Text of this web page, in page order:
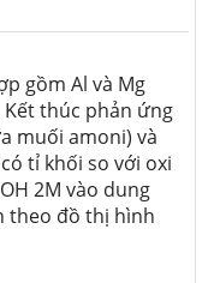
gồm Al và Mg
Kết thúc phản ứng
muối amoni) và
tỉ khối so với oxi
2M vào dung
theo đồ thị hình